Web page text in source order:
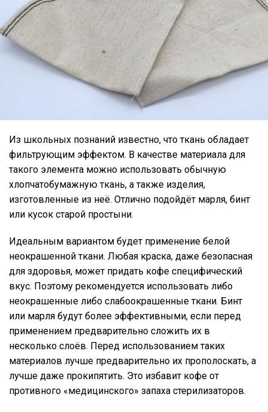
Из школьных познаний известно, что ткань обладает
фильтрующим эффектом. В качестве материала для
такого элемента можно использовать обычную
хлопчатобумажную ткань, а также изделия,
изготовленные из неё. Отлично подойдёт марля, бинт
или кусок старой простыни.
Идеальным вариантом будет применение белой
неокрашенной ткани. Любая краска, даже безопасная
для здоровья, может придать кофе специфический
вкус. Поэтому рекомендуется использовать либо
неокрашенные либо слабоокрашенные ткани. Бинт
или марля будут более эффективными, если перед
применением предварительно сложить их в
несколько слоёв. Перед использованием таких
материалов лучше предварительно их прополоскать, а
лучше даже прокипятить. Это избавит кофе от
противного «медицинского» запаха стерилизаторов.